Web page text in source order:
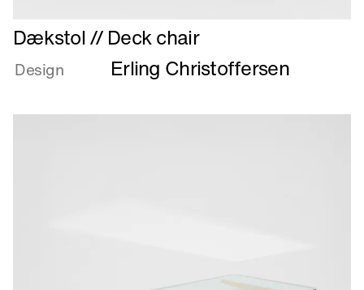
Læs
mere
om
Dækstol // Deck chair
Design Erling Christoffersen